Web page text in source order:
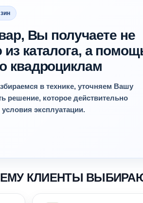
Вы получаете не
каталога, а
квадроциклам
в технике, уточняем Вашу
решение, которое действительно
эксплуатации.
КЛИЕНТЫ